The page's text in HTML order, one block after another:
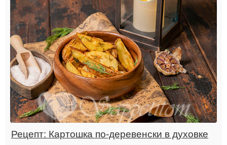
Рецепт: Картошка по-деревенски в духовке